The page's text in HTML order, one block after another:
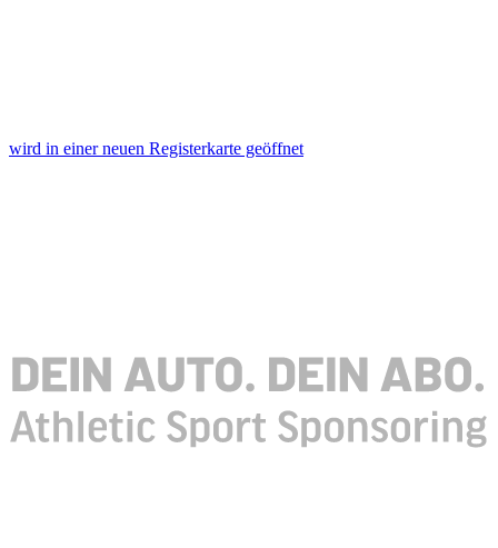
wird in einer neuen Registerkarte geöffnet